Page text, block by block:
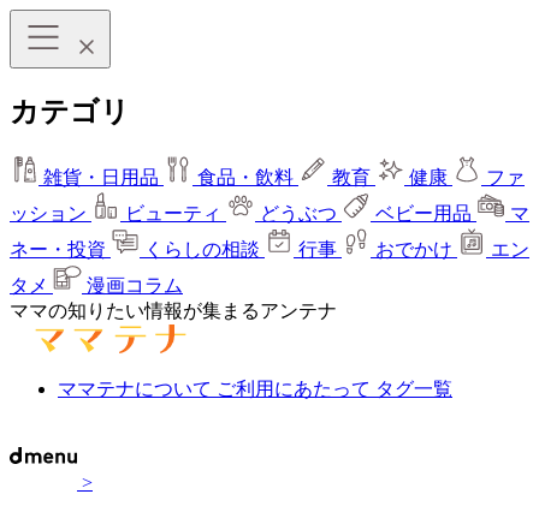
カテゴリ
雑貨・日用品 食品・飲料 教育 健康
ファ
ッション
ビューティ どうぶつ ベビー用品
マ
ネー・投資
くらしの相談 行事 おでかけ
エン
タメ
漫画コラム
ママの知りたい情報が集まるアンテナ
ママテナについて ご利用にあたって タグ一覧
>